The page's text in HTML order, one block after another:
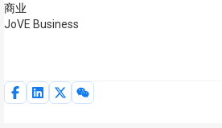
商业
JoVE Business